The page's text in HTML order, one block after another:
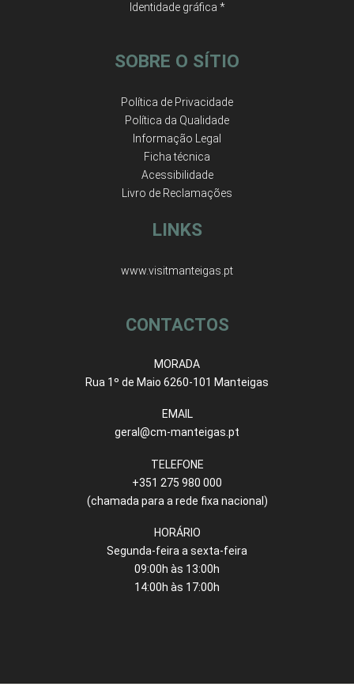
Identidade gráfica *
SOBRE O SÍTIO
Política de Privacidade
Política da Qualidade
Informação Legal
Ficha técnica
Acessibilidade
Livro de Reclamações
LINKS
www.visitmanteigas.pt
CONTACTOS
MORADA
Rua 1º de Maio 6260-101 Manteigas
EMAIL
geral@cm-manteigas.pt
TELEFONE
+351 275 980 000
(chamada para a rede fixa nacional)
HORÁRIO
Segunda-feira a sexta-feira
09:00h às 13:00h
14:00h às 17:00h